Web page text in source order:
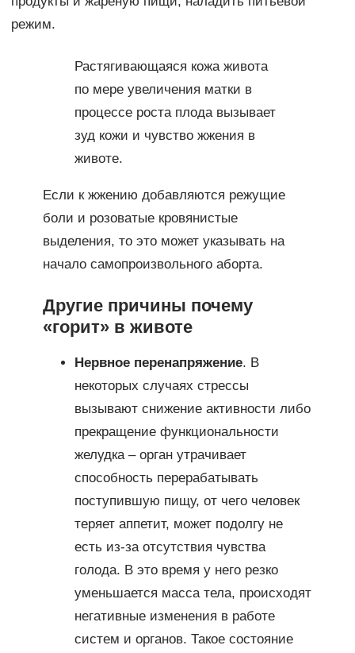
режим.
Растягивающаяся кожа живота
по мере увеличения матки в
процессе роста плода вызывает
зуд кожи и чувство жжения в
животе.
Если к жжению добавляются режущие
боли и розоватые кровянистые
выделения, то это может указывать на
начало самопроизвольного аборта.
Другие причины почему
«горит» в животе
Нервное перенапряжение. В
некоторых случаях стрессы
вызывают снижение активности либо
прекращение функциональности
желудка – орган утрачивает
способность перерабатывать
поступившую пищу, от чего человек
теряет аппетит, может подолгу не
есть из-за отсутствия чувства
голода. В это время у него резко
уменьшается масса тела, происходят
негативные изменения в работе
систем и органов. Такое состояние